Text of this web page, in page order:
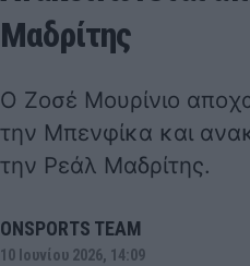
Μαδρίτης
Ο Ζοσέ Μουρίνιο
την Μπενφίκα και
την Ρεάλ Μαδρίτης.
ONSPORTS TEAM
10 Ιουνίου 2026, 14:09